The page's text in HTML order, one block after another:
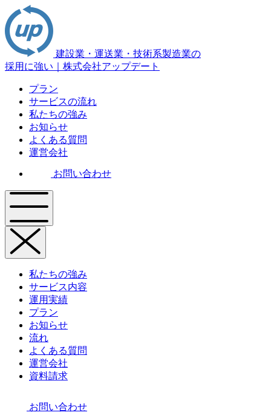
建設業・運送業・技術系製造業の
採用に強い｜株式会社アップデート
プラン
サービスの流れ
私たちの強み
お知らせ
よくある質問
運営会社
お問い合わせ
私たちの強み
サービス内容
運用実績
プラン
お知らせ
流れ
よくある質問
運営会社
資料請求
お問い合わせ